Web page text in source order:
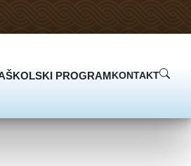
ŠKOLSKI PROGRAMKONTAKT